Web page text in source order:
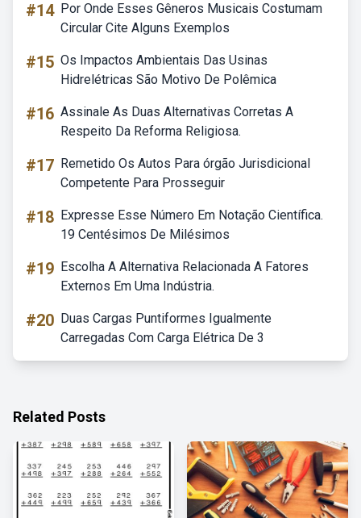
#14 Por Onde Esses Gêneros Musicais Costumam
Circular Cite Alguns Exemplos
#15 Os Impactos Ambientais Das Usinas
Hidrelétricas São Motivo De Polêmica
#16 Assinale As Duas Alternativas Corretas A
Respeito Da Reforma Religiosa.
#17 Remetido Os Autos Para órgão Jurisdicional
Competente Para Prosseguir
#18 Expresse Esse Número Em Notação Científica.
19 Centésimos De Milésimos
#19 Escolha A Alternativa Relacionada A Fatores
Externos Em Uma Indústria.
#20 Duas Cargas Puntiformes Igualmente
Carregadas Com Carga Elétrica De 3
Related Posts